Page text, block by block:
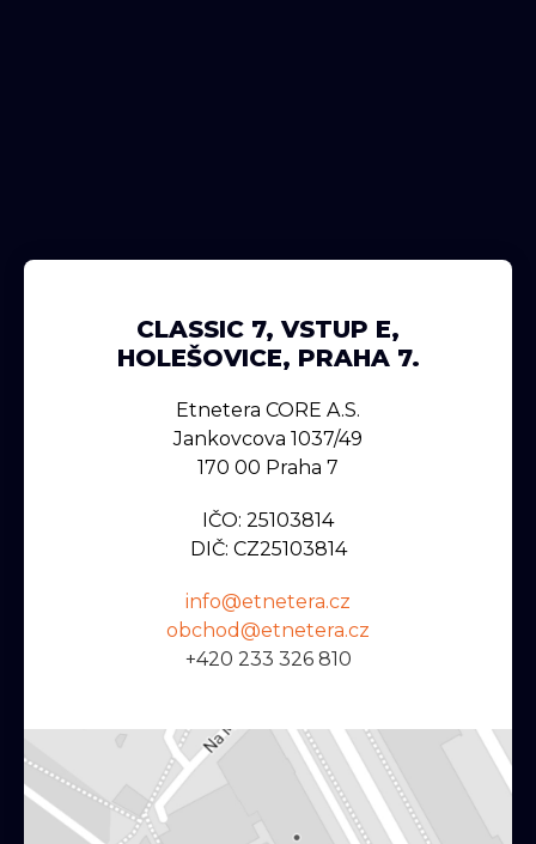
CLASSIC 7, VSTUP E,
HOLEŠOVICE, PRAHA 7.
Etnetera CORE A.s.
Jankovcova 1037/49
170 00 Praha 7
IČO: 25103814
DIČ: CZ25103814
info@etnetera.cz
obchod@etnetera.cz
+420 233 326 810